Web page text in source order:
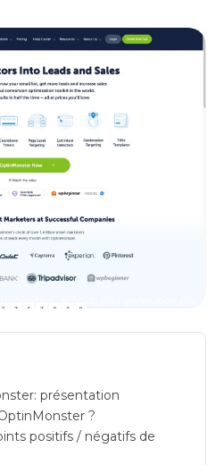
de leads lead generation prix
présentation
?
positifs / négatifs de